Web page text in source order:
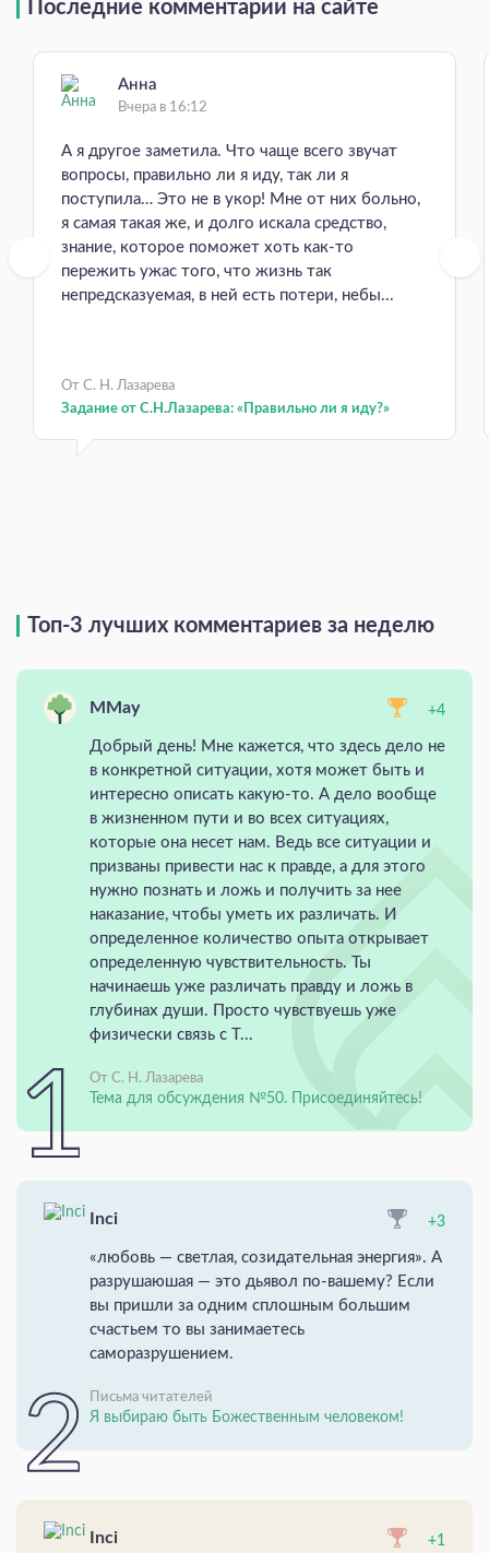
Последние комментарии на сайте
Анна
Вчера в 16:12
А я другое заметила. Что чаще всего звучат
вопросы, правильно ли я иду, так ли я
поступила… Это не в укор! Мне от них больно,
я самая такая же, и долго искала средство,
знание, которое поможет хоть как-то
пережить ужас того, что жизнь так
непредсказуемая, в ней есть потери, небы...
От С. Н. Лазарева
Задание от С.Н.Лазарева: «Правильно ли я иду?»
Топ-3 лучших комментариев за неделю
MMay +4
Добрый день! Мне кажется, что здесь дело не
в конкретной ситуации, хотя может быть и
интересно описать какую-то. А дело вообще
в жизненном пути и во всех ситуациях,
которые она несет нам. Ведь все ситуации и
призваны привести нас к правде, а для этого
нужно познать и ложь и получить за нее
наказание, чтобы уметь их различать. И
определенное количество опыта открывает
определенную чувствительность. Ты
начинаешь уже различать правду и ложь в
глубинах души. Просто чувствуешь уже
физически связь с Т...
От С. Н. Лазарева
Тема для обсуждения №50. Присоединяйтесь!
Inci +3
«любовь — светлая, созидательная энергия». А
разрушаюшая — это дьявол по-вашему? Если
вы пришли за одним сплошным большим
счастьем то вы занимаетесь
саморазрушением.
Письма читателей
Я выбираю быть Божественным человеком!
Inci +1